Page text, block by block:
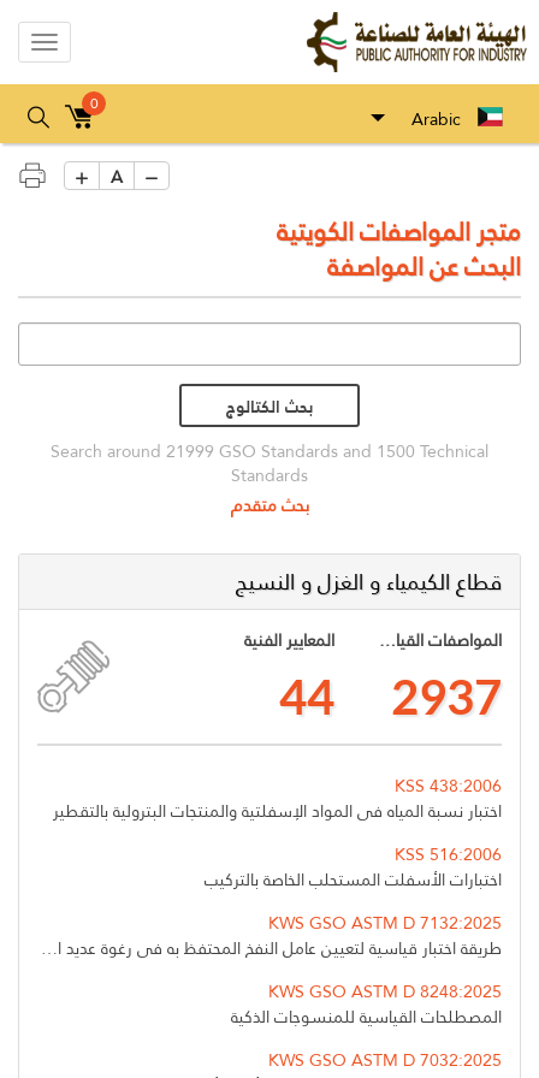
Arabic
0
A
متجر المواصفات الكويتية
البحث عن المواصفة
بحث الكتالوج
Search around 21999 GSO Standards and 1500 Technical
Standards
بحث متقدم
قطاع الكيمياء و الغزل و النسيج
المواصفات القياسية الخليجية
2937
المعايير الفنية
44
KSS 438:2006
اختبار نسبة المياه في المواد الإسفلتية والمنتجات البترولية بالتقطير
KSS 516:2006
اختبارات الأسفلت المستحلب الخاصة بالتركيب
KWS GSO ASTM D 7132:2025
طريقة اختبار قياسية لتعيين عامل النفخ المحتفظ به في رغوة عديد الاستيارين المبثوق
KWS GSO ASTM D 8248:2025
المصطلحات القياسية للمنسوجات الذكية
KWS GSO ASTM D 7032:2025